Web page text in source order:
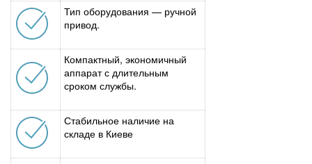
Тип оборудования — ручной
привод.
Компактный, экономичный
аппарат с длительным
сроком службы.
Стабильное наличие на
складе в Киеве